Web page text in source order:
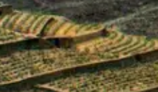
Bike Tours